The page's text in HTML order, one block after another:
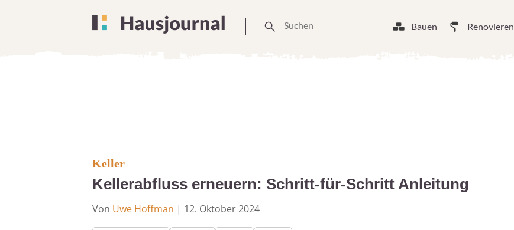
Bauen Renovieren
Keller
Kellerabfluss erneuern: Schritt-für-Schritt Anleitung
Von Uwe Hoffman | 12. Oktober 2024